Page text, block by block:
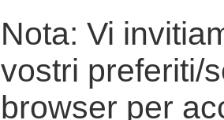
Nota: Vi
vostri preferiti/
browser per